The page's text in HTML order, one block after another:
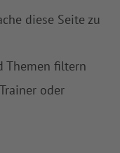
diese Seite zu
Themen filtern
oder